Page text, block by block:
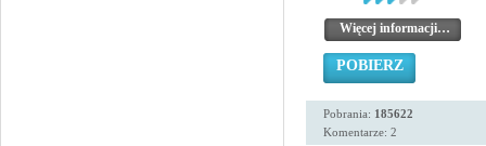
Więcej informacji…
POBIERZ
Pobrania: 185622
Komentarze: 2